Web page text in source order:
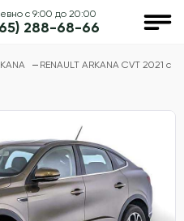
с 9:00 до 20:00
288-68-66
RENAULT ARKANA CVT 2021 с